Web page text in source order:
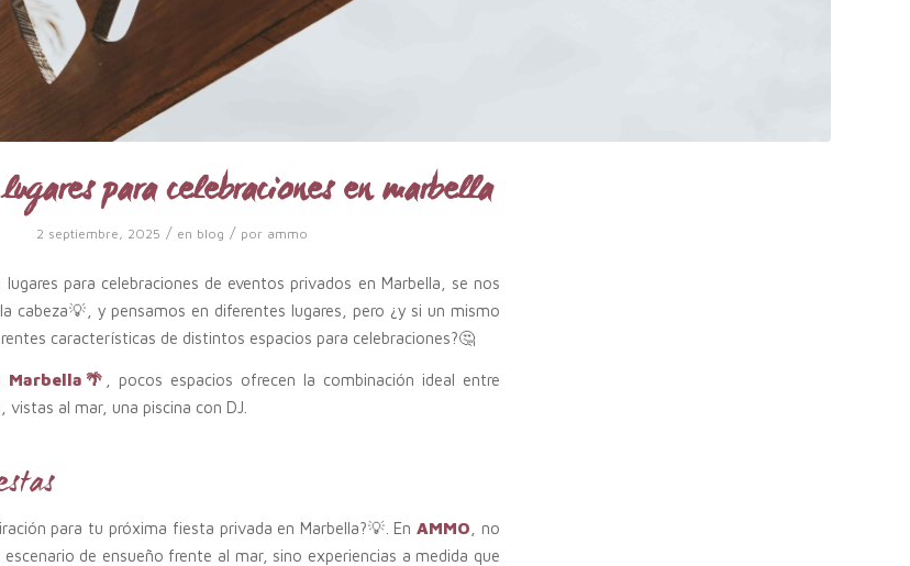
para celebraciones en marbella
2 septiembre, 2025 / en blog / por ammo
lugares para celebraciones de eventos privados en Marbella, se nos
cabeza💡, y pensamos en diferentes lugares, pero ¿y si un mismo
características de distintos espacios para celebraciones?🤔
Marbella🌴
, pocos espacios ofrecen la combinación ideal entre
al mar, una piscina con DJ.
para tu próxima fiesta privada en Marbella?💡. EnAMMO , no
de ensueño frente al mar, sino experiencias a medida que